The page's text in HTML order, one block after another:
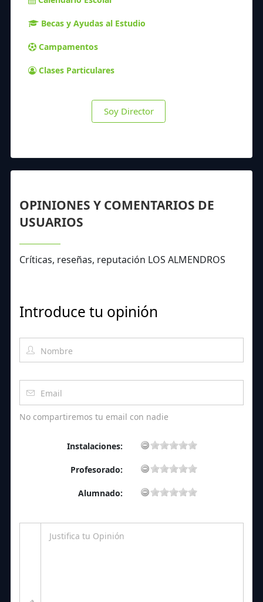
Becas y Ayudas al Estudio
Campamentos
Clases Particulares
Soy Director
OPINIONES Y COMENTARIOS DE
USUARIOS
Críticas, reseñas, reputación LOS ALMENDROS
Introduce tu opinión
No compartiremos tu email con nadie
Instalaciones:
Profesorado:
Alumnado: